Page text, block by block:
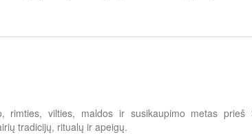
rimties, vilties, maldos ir susikaupimo metas prieš
tradicijų, ritualų ir apeigų.